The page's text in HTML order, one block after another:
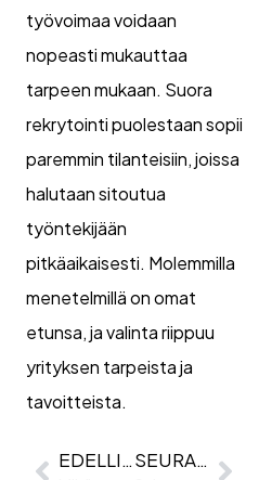
työvoimaa voidaan
nopeasti mukauttaa
tarpeen mukaan. Suora
rekrytointi puolestaan sopii
paremmin tilanteisiin, joissa
halutaan sitoutua
työntekijään
pitkäaikaisesti. Molemmilla
menetelmillä on omat
etunsa, ja valinta riippuu
yrityksen tarpeista ja
tavoitteista.
EDELLINEN SEURAAVA